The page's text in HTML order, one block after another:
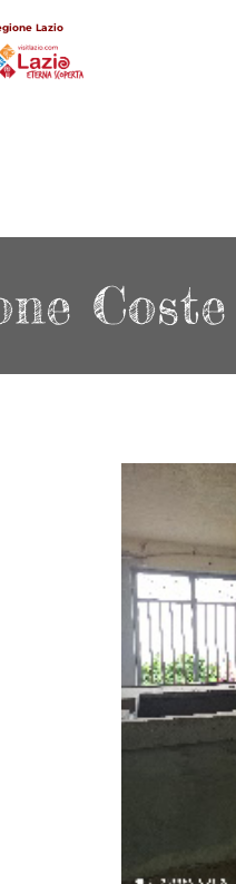
Lazio
Coste